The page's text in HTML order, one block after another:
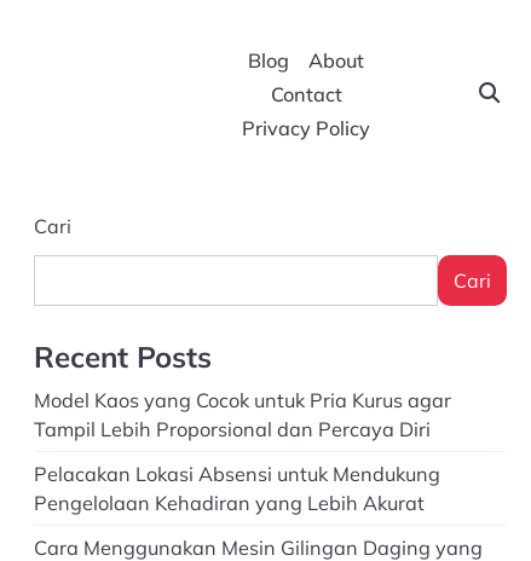
Blog
About
Contact
Privacy Policy
Cari
Cari
Recent Posts
Model Kaos yang Cocok untuk Pria Kurus agar
Tampil Lebih Proporsional dan Percaya Diri
Pelacakan Lokasi Absensi untuk Mendukung
Pengelolaan Kehadiran yang Lebih Akurat
Cara Menggunakan Mesin Gilingan Daging yang